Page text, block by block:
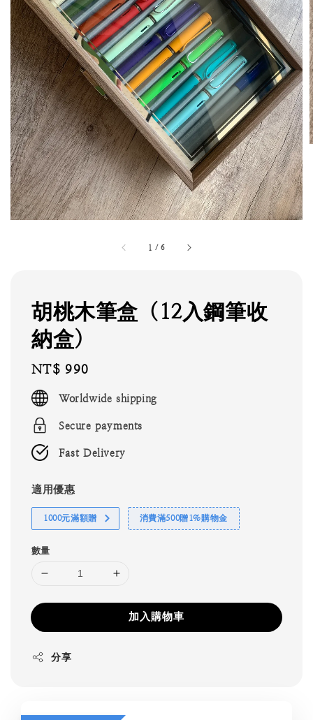
1 /6
胡桃木筆盒（12入鋼筆收
納盒）
Regular
price
NT$ 990
Worldwide shipping
Secure payments
Fast Delivery
適用優惠
1000元滿額贈 消費滿500贈1%購物金
數量
加入購物車
分享